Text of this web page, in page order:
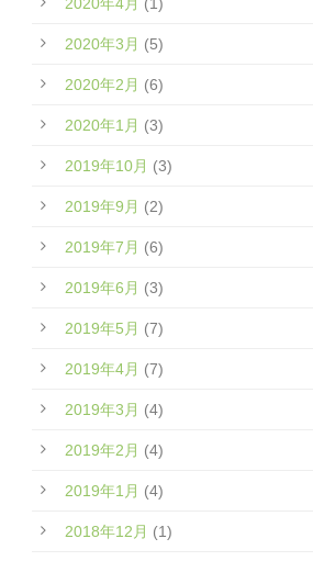
2020年3月 (5)
2020年2月 (6)
2020年1月 (3)
2019年10月 (3)
2019年9月 (2)
2019年7月 (6)
2019年6月 (3)
2019年5月 (7)
2019年4月 (7)
2019年3月 (4)
2019年2月 (4)
2019年1月 (4)
2018年12月 (1)